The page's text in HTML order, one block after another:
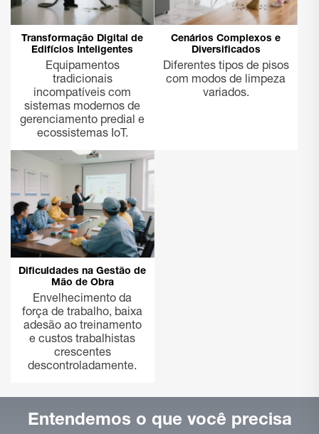
Transformação Digital de
Edifícios Inteligentes
Equipamentos
tradicionais
incompatíveis com
sistemas modernos de
gerenciamento predial e
ecossistemas IoT.
Cenários Complexos e
Diversificados
Diferentes tipos de pisos
com modos de limpeza
variados.
Dificuldades na Gestão de
Mão de Obra
Envelhecimento da
força de trabalho, baixa
adesão ao treinamento
e custos trabalhistas
crescentes
descontroladamente.
Entendemos o que você precisa